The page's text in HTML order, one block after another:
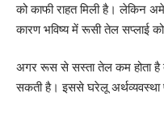
को काफी राहत मिली है। लेकिन
कारण भविष्य में रूसी तेल सप्लाई
अगर रूस से सस्ता तेल कम होता है
सकती है। इससे घरेलू अर्थव्यवस्था